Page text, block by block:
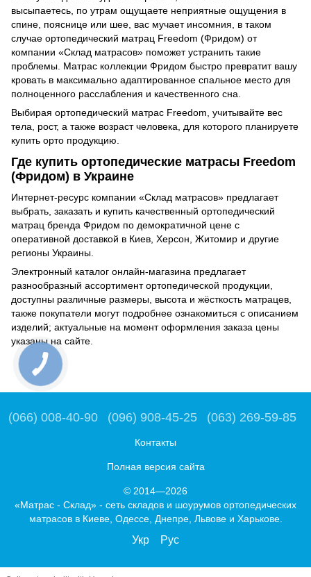
высыпаетесь, по утрам ощущаете неприятные ощущения в
спине, пояснице или шее, вас мучает инсомния, в таком
случае ортопедический матрац Freedom (Фридом) от
компании «Склад матрасов» поможет устранить такие
проблемы. Матрас коллекции Фридом быстро превратит вашу
кровать в максимально адаптированное спальное место для
полноценного расслабления и качественного сна.
Выбирая ортопедический матрас Freedom, учитывайте вес
тела, рост, а также возраст человека, для которого планируете
купить орто продукцию.
Где купить ортопедические матрасы Freedom
(Фридом) в Украине
Интернет-ресурс компании «Склад матрасов» предлагает
выбрать, заказать и купить качественный ортопедический
матрац бренда Фридом по демократичной цене с
оперативной доставкой в Киев, Херсон, Житомир и другие
регионы Украины.
Электронный каталог онлайн-магазина предлагает
разнообразный ассортимент ортопедической продукции,
доступны различные размеры, высота и жёсткость матрацев,
также покупатели могут подробнее ознакомиться с описанием
изделий; актуальные на момент оформления заказа цены
указаны на сайте.
(066) 008-40-90 (096) 908-45-25 (063) 269-59-85
Контакты
Полная версия сайта
© 2014—2026
«Матрас - Склад» - сеть складов и шоурумов ортопедических
матрасов в Киеве, Одессе, Днепре, Львове и Харькове.
Укр Рус